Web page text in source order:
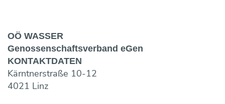
OÖ WASSER
Genossen­schaftsverband eGen
KONTAKT­DATEN
Kärntnerstraße 10-12
4021 Linz